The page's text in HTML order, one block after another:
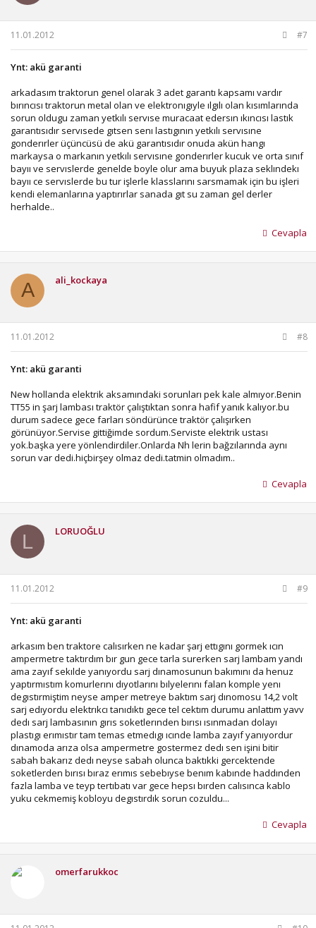
11.01.2012 #7
Ynt: akü garanti
arkadasım traktorun genel olarak 3 adet garantı kapsamı vardır
bırıncısı traktorun metal olan ve elektronıgıyle ılgılı olan kısımlarında
sorun oldugu zaman yetkılı servıse muracaat edersın ıkıncısı lastık
garantısıdır servısede gıtsen senı lastıgının yetkılı servısıne
gonderırler üçüncüsü de akü garantısıdır onuda akün hangı
markaysa o markanın yetkılı servısıne gonderırler kucuk ve orta sınıf
bayıı ve servıslerde genelde boyle olur ama buyuk plaza seklındekı
bayıı ce servıslerde bu tur işlerle klasslarını sarsmamak için bu işleri
kendi elemanlarına yaptırırlar sanada gıt su zaman gel derler
herhalde..
Cevapla
A ali_kockaya
11.01.2012 #8
Ynt: akü garanti
New hollanda elektrik aksamındaki sorunları pek kale almıyor.Benin
TT55 in şarj lambası traktör çalıştıktan sonra hafif yanık kalıyor.bu
durum sadece gece farları söndürünce traktör çalışırken
görünüyor.Servise gittiğimde sordum.Serviste elektrik ustası
yok.başka yere yönlendirdiler.Onlarda Nh lerin bağzılarında aynı
sorun var dedi.hiçbirşey olmaz dedi.tatmin olmadım..
Cevapla
L LORUOĞLU
11.01.2012 #9
Ynt: akü garanti
arkasım ben traktore calısırken ne kadar şarj ettıgını gormek ıcın
ampermetre taktırdım bır gun gece tarla surerken sarj lambam yandı
ama zayıf sekılde yanıyordu sarj dınamosunun bakımını da henuz
yaptırmıstım komurlerını dıyotlarını bılyelerını falan komple yenı
degıstırmiştim neyse amper metreye baktım sarj dınomosu 14,2 volt
sarj edıyordu elektrıkcı tanıdıktı gece tel cektım durumu anlattım yavv
dedı sarj lambasının gırıs soketlerınden bırısı ısınmadan dolayı
plastıgı erımıstır tam temas etmedıgı ıcınde lamba zayıf yanıyordur
dınamoda arıza olsa ampermetre gostermez dedı sen işini bitir
sabah bakarız dedı neyse sabah olunca baktıkki gercektende
soketlerden bırısı bıraz erımıs sebebıyse benım kabınde haddınden
fazla lamba ve teyp tertıbatı var gece hepsı bırden calısınca kablo
yuku cekmemiş kobloyu degıstırdık sorun cozuldu...
Cevapla
omerfarukkoc